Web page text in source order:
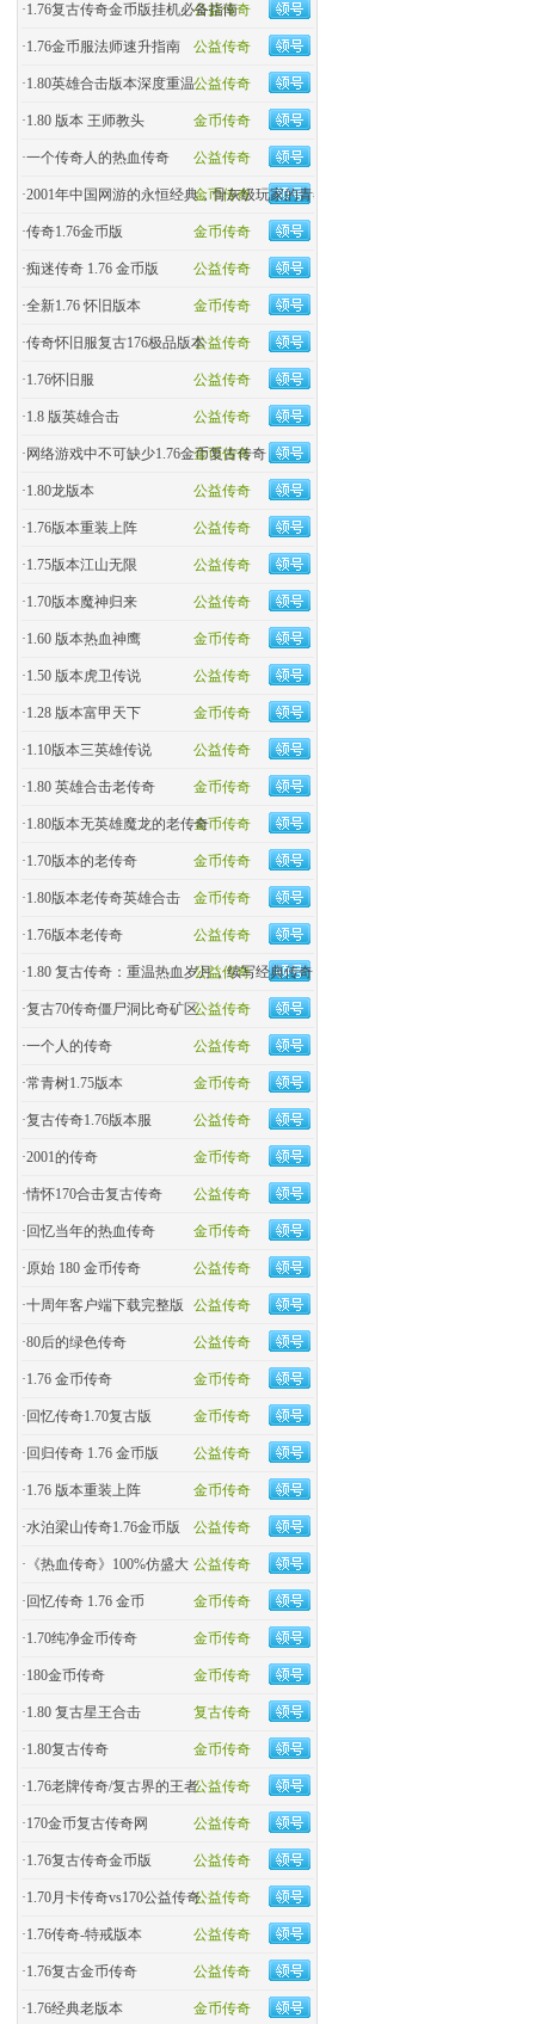
公益传奇
·1.76复古传奇金币版挂机必备指南
公益传奇
·1.76金币服法师速升指南
公益传奇
·1.80英雄合击版本深度重温
金币传奇
·1.80 版本 王师教头
公益传奇
·一个传奇人的热血传奇
金币传奇
·2001年中国网游的永恒经典，骨灰级玩家的青春回忆杀！
金币传奇
·传奇1.76金币版
公益传奇
·痴迷传奇 1.76 金币版
金币传奇
·全新1.76 怀旧版本
公益传奇
·传奇怀旧服复古176极品版本
公益传奇
·1.76怀旧服
公益传奇
·1.8 版英雄合击
金币传奇
· 网络游戏中不可缺少1.76金币复古传奇
公益传奇
·1.80龙版本
公益传奇
·1.76版本重装上阵
公益传奇
·1.75版本江山无限
公益传奇
·1.70版本魔神归来
金币传奇
·1.60 版本热血神鹰
公益传奇
·1.50 版本虎卫传说
金币传奇
·1.28 版本富甲天下
公益传奇
·1.10版本三英雄传说
金币传奇
·1.80 英雄合击老传奇
金币传奇
·1.80版本无英雄魔龙的老传奇
金币传奇
·1.70版本的老传奇
金币传奇
·1.80版本老传奇英雄合击
公益传奇
·1.76版本老传奇
公益传奇
·1.80 复古传奇：重温热血岁月，续写经典传奇
公益传奇
·复古70传奇僵尸洞比奇矿区
公益传奇
·一个人的传奇
金币传奇
·常青树1.75版本
公益传奇
·复古传奇1.76版本服
金币传奇
·2001的传奇
公益传奇
·情怀170合击复古传奇
金币传奇
· 回忆当年的热血传奇
公益传奇
·原始 180 金币传奇
公益传奇
·十周年客户端下载完整版
公益传奇
·80后的绿色传奇
金币传奇
·1.76 金币传奇
金币传奇
· 回忆传奇1.70复古版
公益传奇
· 回归传奇 1.76 金币版
金币传奇
·1.76 版本重装上阵
公益传奇
·水泊梁山传奇1.76金币版
公益传奇
· 《热血传奇》100%仿盛大
金币传奇
· 回忆传奇 1.76 金币
金币传奇
·1.70纯净金币传奇
金币传奇
·180金币传奇
复古传奇
·1.80 复古星王合击
金币传奇
·1.80复古传奇
公益传奇
·1.76老牌传奇/复古界的王者
公益传奇
·170金币复古传奇网
公益传奇
·1.76复古传奇金币版
公益传奇
·1.70月卡传奇vs170公益传奇
公益传奇
·1.76传奇-特戒版本
公益传奇
·1.76复古金币传奇
金币传奇
·1.76经典老版本